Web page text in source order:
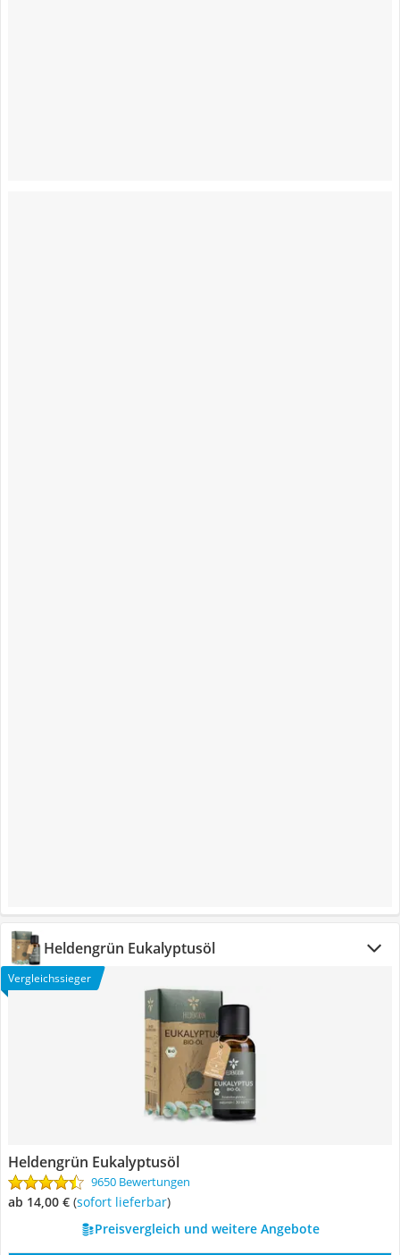
Heldengrün Eukalyptusöl
Vergleichssieger
Heldengrün Eukalyptusöl
9650 Bewertungen
ab 14,00 € ( Sofort lieferbar)
Preisvergleich und weitere Angebote